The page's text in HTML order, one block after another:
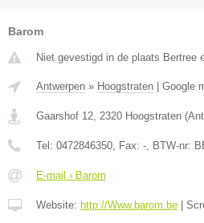
Barom
Niet gevestigd in de plaats Bertree
Antwerpen » Hoogstraten Google
Gaarshof 12 2320 Hoogstraten (
Tel: 0472846350 , Fax: - , BTW-nr:
E-mail › Barom
Website: http://Www.barom.be